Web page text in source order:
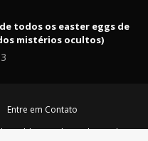
todos os easter eggs de
mistérios ocultos)
Entre em Contato
blog nerd vivo da era de